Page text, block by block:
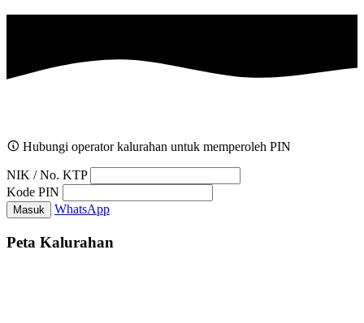
Hubungi operator kalurahan untuk memperoleh PIN
NIK / No. KTP
Kode PIN
Masuk WhatsApp
Peta Kalurahan